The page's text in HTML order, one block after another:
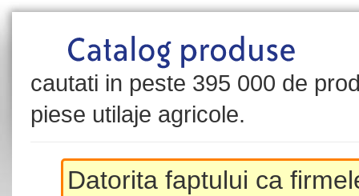
cautati in peste 395 000 de
piese utilaje agricole.
Datorita faptului ca